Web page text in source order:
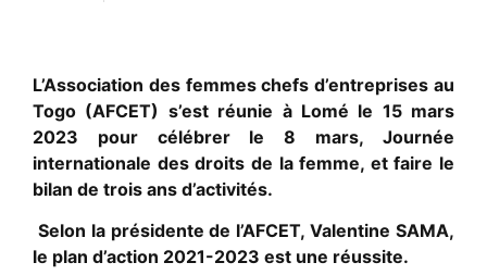
L’Association des femmes chefs d’entreprises au
Togo (AFCET) s’est réunie à Lomé le 15 mars
2023 pour célébrer le 8 mars, Journée
internationale des droits de la femme, et faire le
bilan de trois ans d’activités.
Selon la présidente de l’AFCET, Valentine SAMA,
le plan d’action 2021-2023 est une réussite.